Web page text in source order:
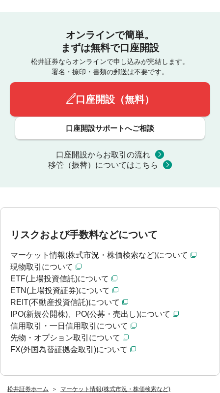
松井証券ホーム
マーケット情報(株式市況・株価検索など)
オンラインで簡単。
まずは無料で口座開設
松井証券ならオンラインで申し込みが完結します。
署名・捺印・書類の郵送は不要です。
口座開設（無料）
口座開設サポートへご相談
口座開設からお取引の流れ
移管（振替）についてはこちら
リスクおよび手数料などについて
マーケット情報(株式市況・株価検索など)について
現物取引について
ETF(上場投資信託)について
ETN(上場投資証券)について
REIT(不動産投資信託)について
IPO(新規公開株)、PO(公募・売出し)について
信用取引・一日信用取引について
先物・オプション取引について
FX(外国為替証拠金取引)について